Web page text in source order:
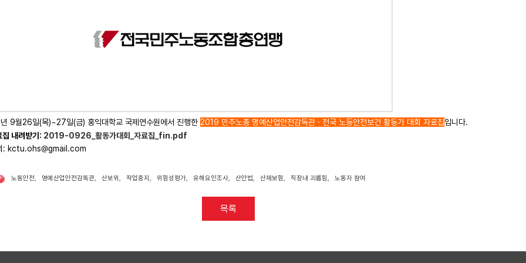
9월26일(목)~27일(금) 홍익대학교 국제연수원에서 진행한 2019 민주노총 명예산업안전감독관 · 전국 노동안전보건 활동가 대회 자료집입니다.
내려받기: 2019-0926_활동가대회_자료집_fin.pdf
: kctu.ohs@gmail.com
노동안전, 명예산업안전감독관, 산보위, 작업중지, 위험성평가, 유해요인조사, 산안법, 산재보험, 직장내 괴롭힘, 노동자 참여
목록